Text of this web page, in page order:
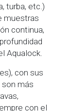
turba, etc.)
muestras
continua,
Aqualock.
con sus
son más
con el